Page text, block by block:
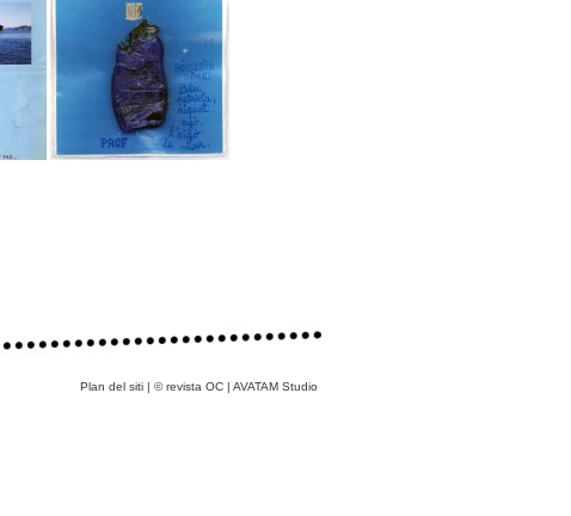
Plan del siti | © revista OC | AVATAM Studio